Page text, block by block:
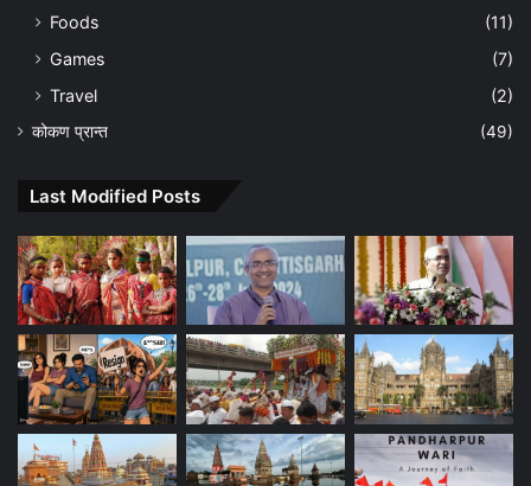
Foods
(11)
Games
(7)
Travel
(2)
कोकण प्रान्त (49)
Last Modified Posts